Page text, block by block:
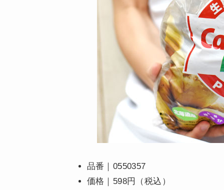
品番｜0550357
価格｜598円（税込）